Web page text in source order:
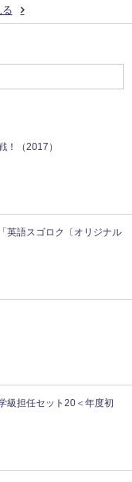
る
！（2017）
英語スゴロク〔オリジナル
級担任セット20＜年度初